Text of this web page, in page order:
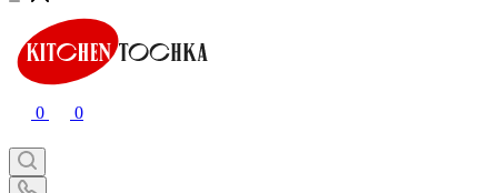
0 0